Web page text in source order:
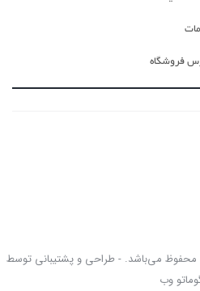
فروشگاه
محفوظ می‌باشد. - طراحی و پشتیبانی توسط
وب